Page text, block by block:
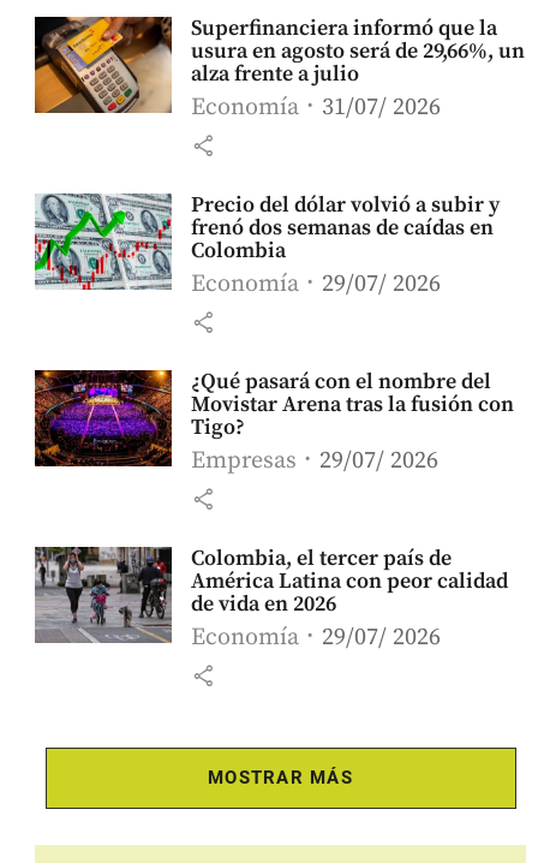
Superfinanciera informó que la
usura en agosto será de 29,66%, un
alza frente a julio
Economía 31/07/ 2026
share
Precio del dólar volvió a subir y
frenó dos semanas de caídas en
Colombia
Economía 29/07/ 2026
share
¿Qué pasará con el nombre del
Movistar Arena tras la fusión con
Tigo?
Empresas 29/07/ 2026
share
Colombia, el tercer país de
América Latina con peor calidad
de vida en 2026
Economía 29/07/ 2026
share
MOSTRAR MÁS